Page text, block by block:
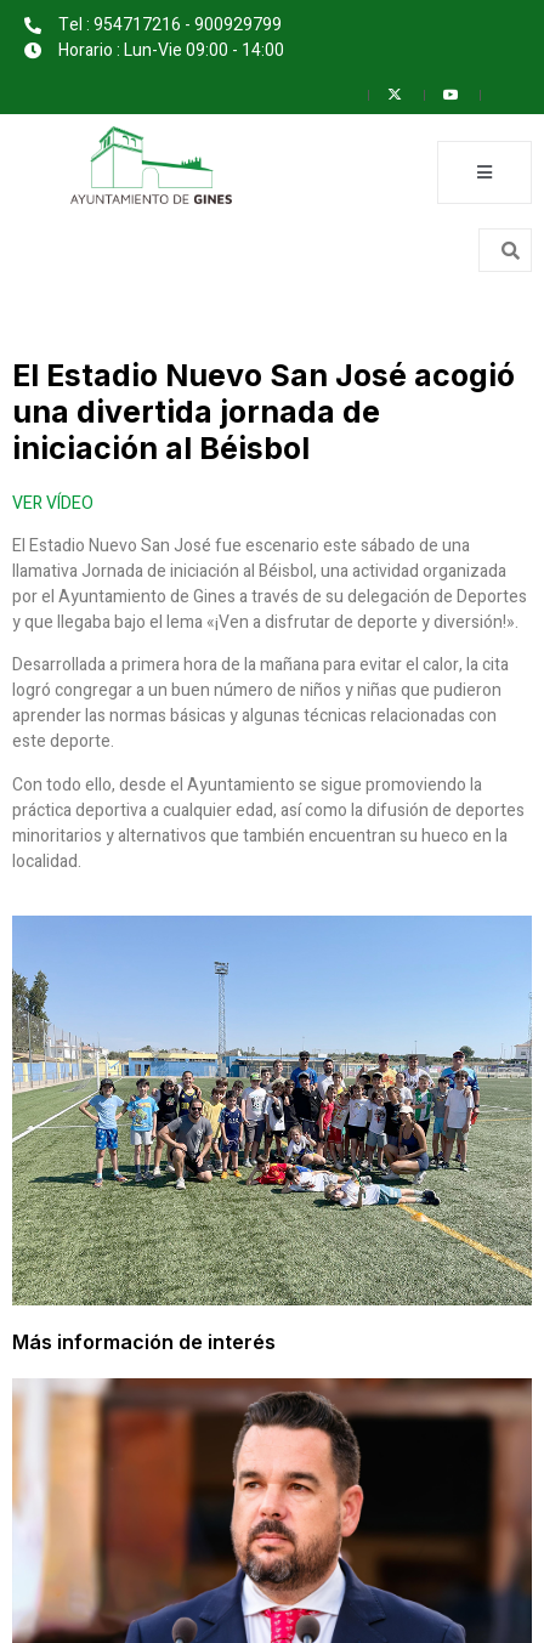
Tel : 954717216 - 900929799
Horario : Lun-Vie 09:00 - 14:00
El Estadio Nuevo San José acogió
una divertida jornada de
iniciación al Béisbol
VER VÍDEO
El Estadio Nuevo San José fue escenario este sábado de una
llamativa Jornada de iniciación al Béisbol, una actividad organizada
por el Ayuntamiento de Gines a través de su delegación de Deportes
y que llegaba bajo el lema «¡Ven a disfrutar de deporte y diversión!».
Desarrollada a primera hora de la mañana para evitar el calor, la cita
logró congregar a un buen número de niños y niñas que pudieron
aprender las normas básicas y algunas técnicas relacionadas con
este deporte.
Con todo ello, desde el Ayuntamiento se sigue promoviendo la
práctica deportiva a cualquier edad, así como la difusión de deportes
minoritarios y alternativos que también encuentran su hueco en la
localidad.
Más información de interés